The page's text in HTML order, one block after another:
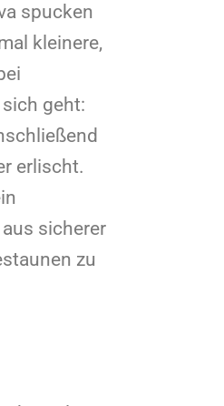
spucken
kleinere,
geht:
erlischt.
sicherer
zu